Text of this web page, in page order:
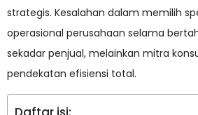
strategis. Kesalahan dalam memilih
operasional perusahaan selama
sekadar penjual, melainkan mitra
pendekatan efisiensi total.